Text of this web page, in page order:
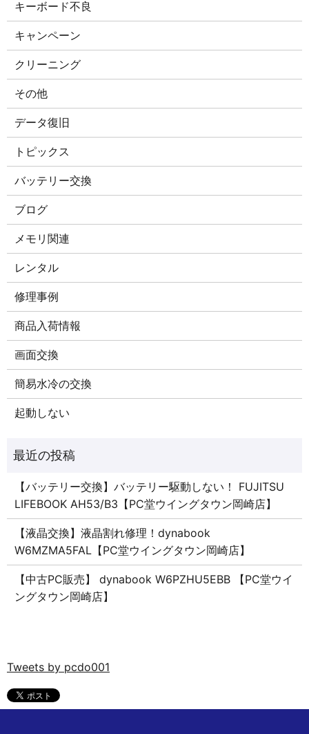
キーボード不良
キャンペーン
クリーニング
その他
データ復旧
トピックス
バッテリー交換
ブログ
メモリ関連
レンタル
修理事例
商品入荷情報
画面交換
簡易水冷の交換
起動しない
【バッテリー交換】バッテリー駆動しない！ FUJITSU
LIFEBOOK AH53/B3【PC堂ウイングタウン岡崎店】
【液晶交換】液晶割れ修理！dynabook
W6MZMA5FAL【PC堂ウイングタウン岡崎店】
【中古PC販売】 dynabook W6PZHU5EBB 【PC堂ウイ
ングタウン岡崎店】
Tweets by pcdo001